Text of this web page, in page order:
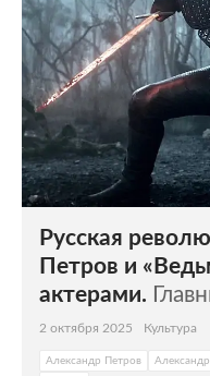
Русская
Петров и
актерами.
2 октября 2025 Культура
Александр Петров